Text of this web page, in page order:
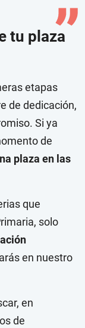
tu plaza
etapas
de dedicación,
Si ya
de
plaza en las
que
solo
en nuestro
en
de